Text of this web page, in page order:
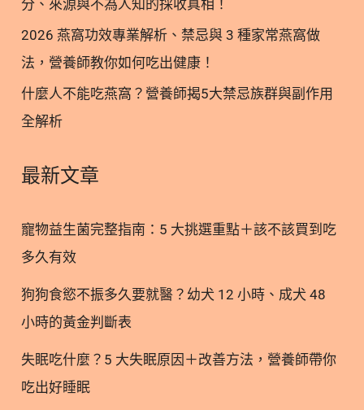
瘦身｜總結 年後體態瘦身的5大黃金法則 1. 年後體態
瘦身的5大黃金法則(一)：啟動水分代謝，消除水腫
年菜通常重油、重鹹重口味，攝取過多的鈉會導致身
分代謝，消除水腫｜多喝水 每天請喝足「體重（公
斤）乘以 30-40 毫升」的水量，促進新陳代謝，幫助
水腫｜高鉀蔬果輔助 若平常水分攝取已經足夠，建議
法則(二)：善用輔助營養素，提升飽足感與代謝力 年
假期間胃口被撐大，開工後若突然節食反而腸胃負擔
助營養素｜增加飽足感 選擇含有「蘋果果膠」或「魔
芋纖維」等成分的保健元素，這類水溶性纖維能大幅
增加飽足感，讓你自然而然減少進食量。 2.2 善用輔
後還覺得腸胃漲漲的，可以透過「澱粉酵素」與「蛋
分、來源與不為人知的採收真相！
2026 燕窩功效專業解析、禁忌與 3 種家常燕窩做
法，營養師教你如何吃出健康！
什麼人不能吃燕窩？營養師揭5大禁忌族群與副作用
全解析
最新文章
寵物益生菌完整指南：5 大挑選重點＋該不該買到吃
多久有效
狗狗食慾不振多久要就醫？幼犬 12 小時、成犬 48
小時的黃金判斷表
失眠吃什麼？5 大失眠原因＋改善方法，營養師帶你
吃出好睡眠